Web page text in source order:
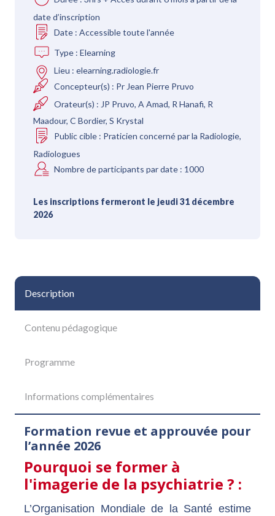
date d’inscription
Date : Accessible toute l'année
Type : Elearning
Lieu : elearning.radiologie.fr
Concepteur(s) : Pr Jean Pierre Pruvo
Orateur(s) : JP Pruvo, A Amad, R Hanafi, R
Maadour, C Bordier, S Krystal
Public cible : Praticien concerné par la Radiologie,
Radiologues
Nombre de participants par date : 1000
Les inscriptions fermeront le jeudi 31 décembre
2026
Description
Contenu pédagogique
Programme
Informations complémentaires
Formation revue et approuvée pour
l’année 2026
Pourquoi se former à
l'imagerie de la psychiatrie ? :
L’Organisation Mondiale de la Santé estime